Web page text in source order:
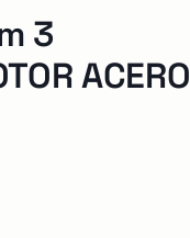
3
ACERO